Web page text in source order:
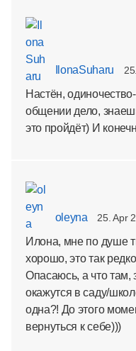
IlonaSuharu
Настён,
общении дело,
это пройдёт) И
oleyna 25. Apr
Илона, мне по душе
хорошо, это так
Опасаюсь, а что там,
окажутся в саду/
одна?! До этого
вернуться к себе)))